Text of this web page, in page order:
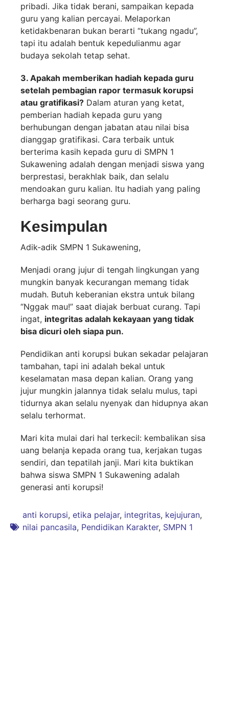
pribadi. Jika tidak berani, sampaikan kepada
guru yang kalian percayai. Melaporkan
ketidakbenaran bukan berarti “tukang ngadu”,
tapi itu adalah bentuk kepedulianmu agar
budaya sekolah tetap sehat.
3. Apakah memberikan hadiah kepada guru
setelah pembagian rapor termasuk korupsi
atau gratifikasi? Dalam aturan yang ketat,
pemberian hadiah kepada guru yang
berhubungan dengan jabatan atau nilai bisa
dianggap gratifikasi. Cara terbaik untuk
berterima kasih kepada guru di SMPN 1
Sukawening adalah dengan menjadi siswa yang
berprestasi, berakhlak baik, dan selalu
mendoakan guru kalian. Itu hadiah yang paling
berharga bagi seorang guru.
Kesimpulan
Adik-adik SMPN 1 Sukawening,
Menjadi orang jujur di tengah lingkungan yang
mungkin banyak kecurangan memang tidak
mudah. Butuh keberanian ekstra untuk bilang
“Nggak mau!” saat diajak berbuat curang. Tapi
ingat, integritas adalah kekayaan yang tidak
bisa dicuri oleh siapa pun.
Pendidikan anti korupsi bukan sekadar pelajaran
tambahan, tapi ini adalah bekal untuk
keselamatan masa depan kalian. Orang yang
jujur mungkin jalannya tidak selalu mulus, tapi
tidurnya akan selalu nyenyak dan hidupnya akan
selalu terhormat.
Mari kita mulai dari hal terkecil: kembalikan sisa
uang belanja kepada orang tua, kerjakan tugas
sendiri, dan tepatilah janji. Mari kita buktikan
bahwa siswa SMPN 1 Sukawening adalah
generasi anti korupsi!
anti korupsi, etika pelajar, integritas, kejujuran,
nilai pancasila, Pendidikan Karakter, SMPN 1